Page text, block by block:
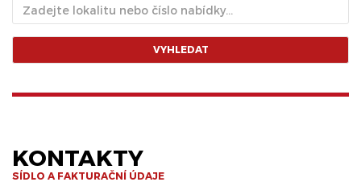
VYHLEDAT
KONTAKTY
SÍDLO A FAKTURAČNÍ ÚDAJE